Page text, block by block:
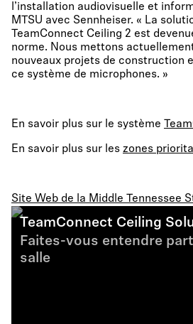
l’installation audiovisuelle et
MTSU avec Sennheiser. « La
TeamConnect Ceiling 2 est
norme. Nous mettons
nouveaux projets de construction
ce système de microphones. »
En savoir plus sur le système
En savoir plus sur les zones
Site Web de la Middle Tennessee
TeamConnect Ceiling
Faites-vous entendre
salle